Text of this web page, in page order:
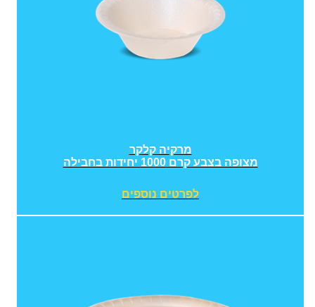
מרקיה קלקר
מצופה בצבע קרם 1000 יחידות בחבילה
לפרטים נוספים